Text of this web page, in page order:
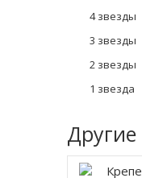
4 звезды
3 звезды
2 звезды
1 звезда
Другие